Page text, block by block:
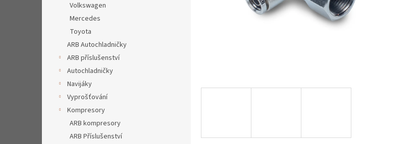
Volkswagen
Mercedes
Toyota
ARB Autochladničky
ARB příslušenství
Autochladničky
Navijáky
Vyprošťování
Kompresory
ARB kompresory
ARB Příslušenství